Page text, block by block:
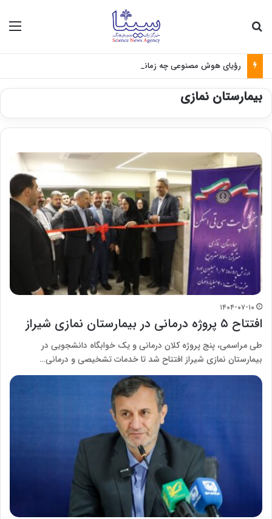
رؤیای هوش مصنوعی چه زمانی واقعی می‌شود؟
بیمارستان نمازی
۱۴۰۴-۰۷-۱۰
افتتاح ۵ پروژه درمانی در بیمارستان نمازی شیراز
طی مراسمی، پنج پروژه کلان درمانی و یک خوابگاه دانشجویی در
بیمارستان نمازی شیراز افتتاح شد تا خدمات تشخیصی و درمانی…